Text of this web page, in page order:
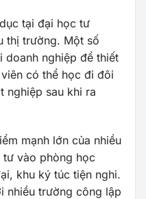
tại đại học tư
thị trường. Một số
nghiệp để thiết
có thể học đi đôi
nghiệp sau khi ra
mạnh lớn của nhiều
vào phòng học
khu ký túc tiện nghi.
nhiều trường công lập